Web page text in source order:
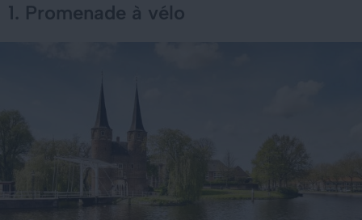
1. Promenade à vélo